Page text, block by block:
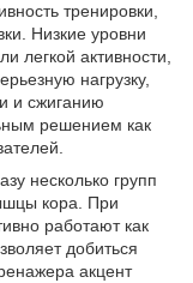
тренировки,
Низкие уровни
легкой активности,
нагрузку,
и сжиганию
решением как
несколько групп
кора. При
работают как
добиться
акцент